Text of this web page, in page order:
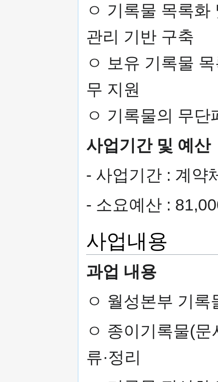
ㅇ 기록물 목록
관리 기반 구축
ㅇ 보유 기록물
무 지원
ㅇ 기록물의 무
사업기간 및 예산
- 사업기간 : 계약
- 소요예산 :
사업내용
과업 내용
ㅇ 월성본부 기
ㅇ 종이기록물(
류·정리